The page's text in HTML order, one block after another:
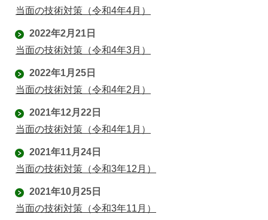
当面の技術対策（令和4年4月）
2022年2月21日
当面の技術対策（令和4年3月）
2022年1月25日
当面の技術対策（令和4年2月）
2021年12月22日
当面の技術対策（令和4年1月）
2021年11月24日
当面の技術対策（令和3年12月）
2021年10月25日
当面の技術対策（令和3年11月）